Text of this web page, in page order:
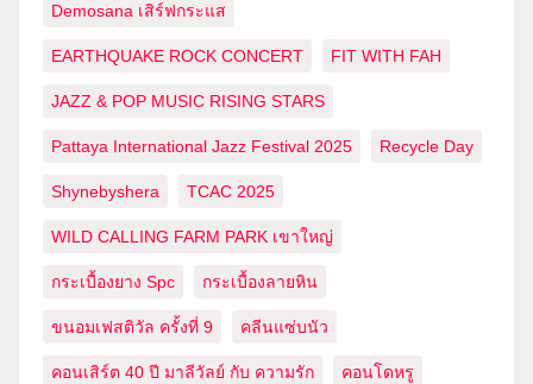
Demosana เสิร์ฟกระแส
EARTHQUAKE ROCK CONCERT FIT WITH FAH
JAZZ & POP MUSIC RISING STARS
Pattaya International Jazz Festival 2025 Recycle Day
Shynebyshera TCAC 2025
WILD CALLING FARM PARK เขาใหญ่
กระเบื้องยาง Spc กระเบื้องลายหิน
ขนอมเฟสติวัล ครั้งที่ 9 คลีนแซ่บนัว
คอนเสิร์ต 40 ปี มาลีวัลย์ กับ ความรัก คอนโดหรู